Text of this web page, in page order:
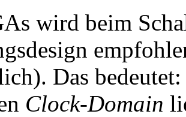
wird beim
Das
Clock-Domain